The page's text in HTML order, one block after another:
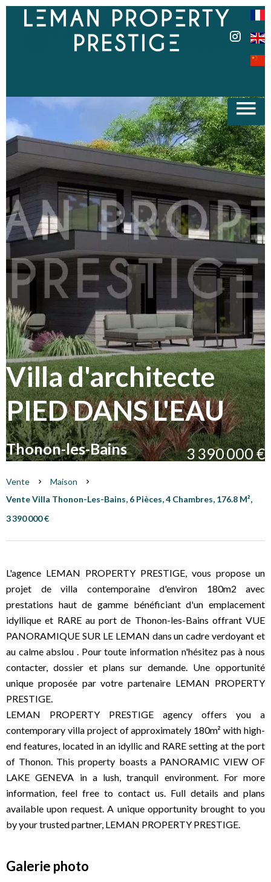
Villa d'architecte
PIED DANS L'EAU
Thonon-les-Bains 3 390 000 €
Vente
Maison
Vente Villa Thonon-Les-Bains, 6 Pièces, 4 Chambres, 176.8 M²,
3 390 000 €
L'agence LEMAN PROPERTY PRESTIGE, vous propose un
projet de villa contemporaine d'environ 180m2 avec
prestations haut de gamme bénéficiant d'un emplacement
idyllique et RARE au port de Thonon-les-Bains offrant VUE
PANORAMIQUE SUR LE LEMAN dans un cadre verdoyant et
au calme abslou . Pour toute information n'hésitez pas à nous
contacter, dossier et plans sur demande. Une opportunité
unique proposée par votre partenaire LEMAN PROPERTY
PRESTIGE.
LEMAN PROPERTY PRESTIGE agency offers you a
contemporary villa project of approximately 180m² with high-
end features, located in an idyllic and RARE setting at the port
of Thonon. This property boasts a PANORAMIC VIEW OF
LAKE GENEVA in a lush, tranquil environment. For more
information, feel free to contact us. Full details and plans
available upon request. A unique opportunity brought to you
by your trusted partner, LEMAN PROPERTY PRESTIGE.
Galerie photo